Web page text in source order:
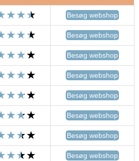
Besøg webshop
Besøg webshop
Besøg webshop
Besøg webshop
Besøg webshop
Besøg webshop
Besøg webshop
Besøg webshop